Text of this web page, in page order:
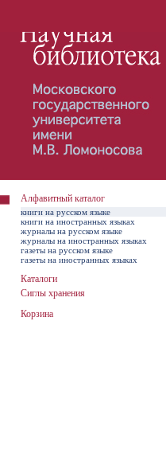
Алфавитный каталог
книги на русском языке
книги на иностранных языках
журналы на русском языке
журналы на иностранных языках
газеты на русском языке
газеты на иностранных языках
Каталоги
Сиглы хранения
Корзина